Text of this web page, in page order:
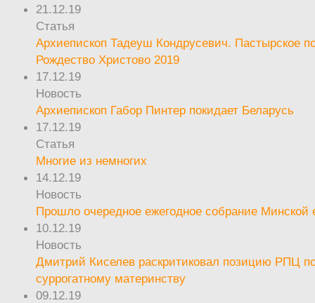
21.12.19
Статья
Архиепископ Тадеуш Кондрусевич. Пастырское
Рождество Христово 2019
17.12.19
Новость
Архиепископ Габор Пинтер покидает Беларусь
17.12.19
Статья
Многие из немногих
14.12.19
Новость
Прошло очередное ежегодное собрание
10.12.19
Новость
Дмитрий Киселев раскритиковал позицию РПЦ
суррогатному материнству
09.12.19